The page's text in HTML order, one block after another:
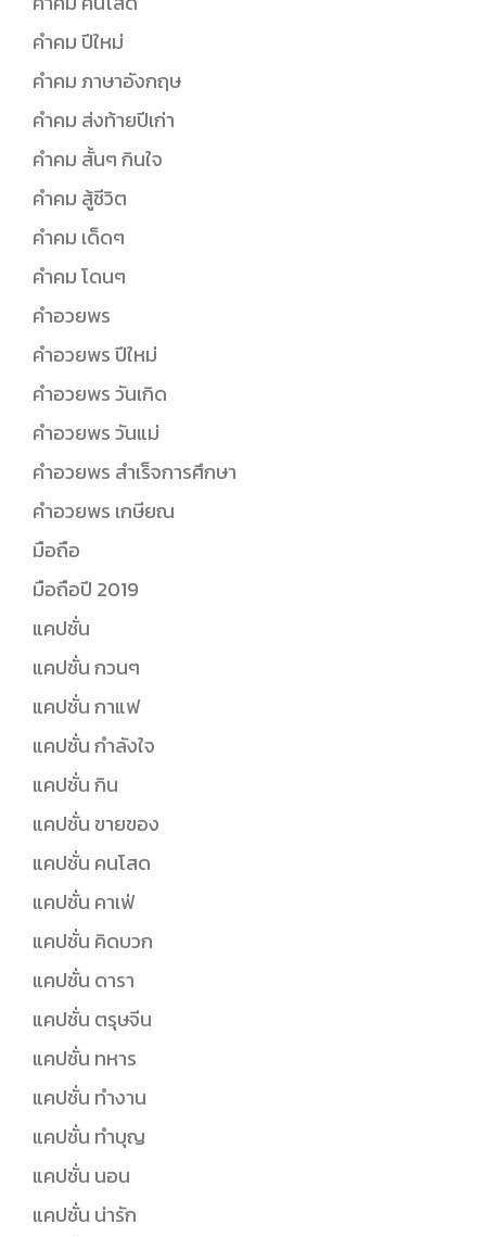
คำคม ปีใหม่
คำคม ภาษาอังกฤษ
คำคม ส่งท้ายปีเก่า
คำคม สั้นๆ กินใจ
คำคม สู้ชีวิต
คำคม เด็ดๆ
คำคม โดนๆ
คำอวยพร
คำอวยพร ปีใหม่
คำอวยพร วันเกิด
คำอวยพร วันแม่
คำอวยพร สำเร็จการศึกษา
คำอวยพร เกษียณ
มือถือ
มือถือปี 2019
แคปชั่น
แคปชั่น กวนๆ
แคปชั่น กาแฟ
แคปชั่น กำลังใจ
แคปชั่น กิน
แคปชั่น ขายของ
แคปชั่น คนโสด
แคปชั่น คาเฟ่
แคปชั่น คิดบวก
แคปชั่น ดารา
แคปชั่น ตรุษจีน
แคปชั่น ทหาร
แคปชั่น ทำงาน
แคปชั่น ทำบุญ
แคปชั่น นอน
แคปชั่น น่ารัก